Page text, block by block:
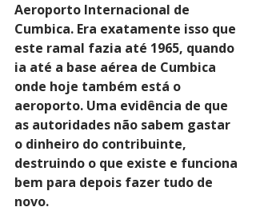
Aeroporto Internacional de
Cumbica. Era exatamente isso que
este ramal fazia até 1965, quando
ia até a base aérea de Cumbica
onde hoje também está o
aeroporto. Uma evidência de que
as autoridades não sabem gastar
o dinheiro do contribuinte,
destruindo o que existe e funciona
bem para depois fazer tudo de
novo.